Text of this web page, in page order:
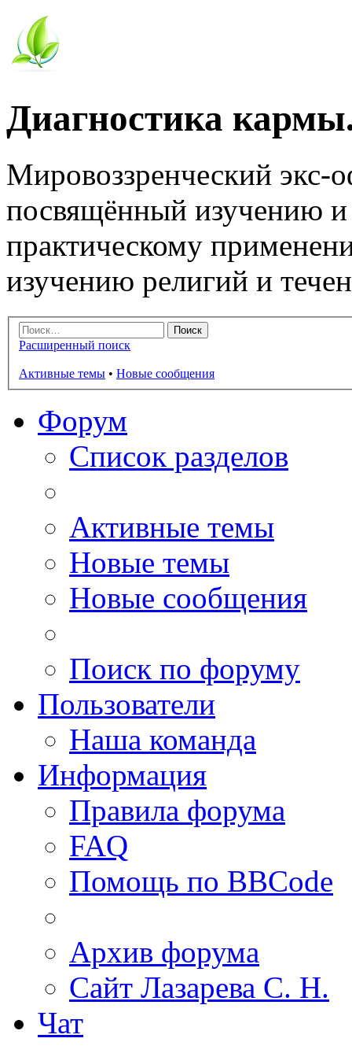
Диагностика
Мировоззренческий
посвящённый изучению
практическому
изучению религий и
Расширенный поиск
Активные темы • Новые сообщения
Форум
Список разделов
Активные темы
Новые темы
Новые сообщения
Поиск по форуму
Пользователи
Наша команда
Информация
Правила форума
FAQ
Помощь по BBCode
Архив форума
Сайт Лазарева С. Н.
Чат